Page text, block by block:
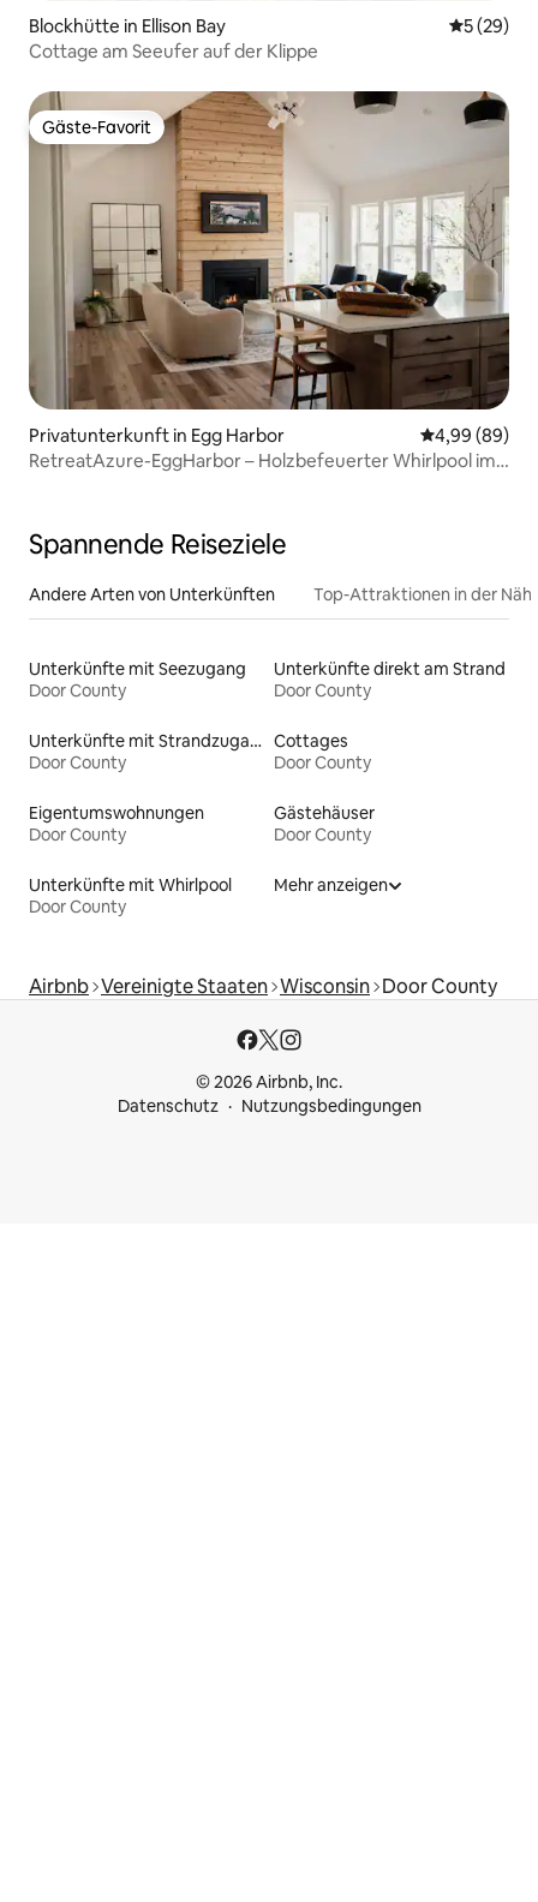
Blockhütte in Ellison Bay
5 (29)
Cottage am Seeufer auf der Klippe
Gäste-Favorit
Gäste-Favorit
Privatunterkunft in Egg Harbor
4,99 (89)
RetreatAzure-EggHarbor – Holzbefeuerter Whirlpool im
Spannende Reiseziele
Andere Arten von Unterkünften Top-Attraktionen in der
Unterkünfte mit Seezugang
Door County
Unterkünfte direkt am Strand
Door County
Unterkünfte mit Strandzugang
Door County
Cottages
Door County
Eigentumswohnungen
Door County
Gästehäuser
Door County
Unterkünfte mit Whirlpool
Door County
Mehr anzeigen
Airbnb Vereinigte Staaten Wisconsin Door County
© 2026 Airbnb, Inc.
Datenschutz
Nutzungsbedingungen